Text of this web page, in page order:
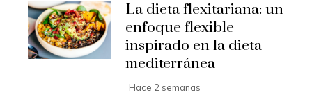
La dieta flexitariana: un
enfoque flexible
inspirado en la dieta
mediterránea
Hace 2 semanas